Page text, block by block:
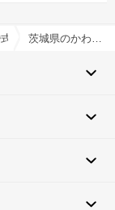
場 茨城県のかわいいイメージでおすすめの結婚式場・挙式会場一覧